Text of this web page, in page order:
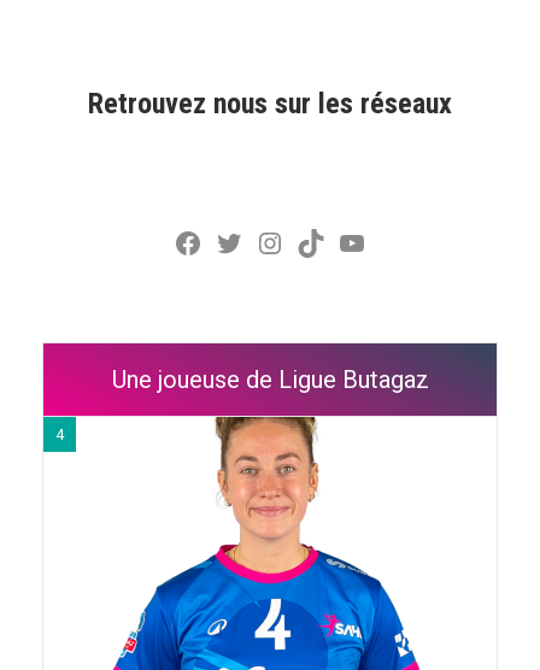
Retrouvez nous sur les réseaux
Facebook
Twitter
Instagram
TikTokYouTube
Une joueuse de Ligue Butagaz
4